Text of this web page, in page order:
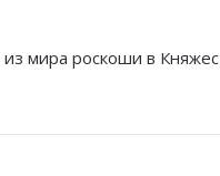
мира роскоши в